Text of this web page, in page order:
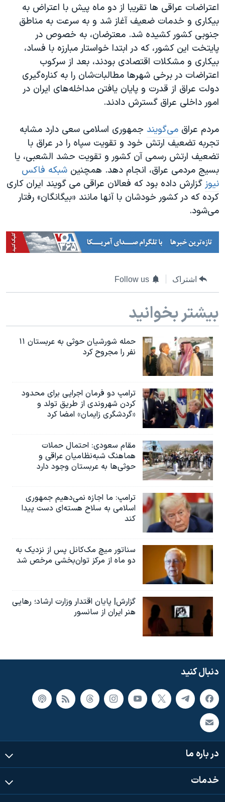
اعتراضات عراقی ها تقریبا از دو ماه پیش با اعتراض به
بیکاری و خدمات ضعیف آغاز شد و به سرعت به مناطق
جنوبی کشور کشیده شد. معترضان، به خصوص در
پایتخت این کشور، که در ابتدا خواستار مبارزه با فساد،
بیکاری و مشکلات اقتصادی بودند، بعد از سرکوب
اعتراضات در برخی شهرها مطالبات‌شان را به کناره‌گیری
دولت عراق از قدرت و پایان یافتن مداخله‌‌های ایران در
امور داخلی عراق گسترش دادند.
مردم عراق ​ می‌گویند جمهوری اسلامی سعی دارد مشابه
تجربه تضعیف ارتش خود و تقویت سپاه را در عراق با
تضعیف ارتش رسمی آن کشور و تقویت حشد الشعبی، یا
بسیج مردمی عراق، انجام دهد. همچنین شبکه فاکس
نیوز گزارش داده بود که فعالان عراقی می گویند ایران کاری
کرده که در کشور خودشان با آنها مانند «بیگانگان» رفتار
می‌شود.
اشتراک Follow us
بیشتر بخوانید
حمله شورشیان حوثی به عربستان ۱۱
نفر را مجروح کرد
ترامپ دو فرمان اجرایی برای محدود
کردن شهروندی از طریق تولد و
«گردشگری زایمان» امضا کرد
مقام سعودی: احتمال حملات
هماهنگ شبه‌نظامیان عراقی و
حوثی‌ها به عربستان وجود دارد
ترامپ: ما اجازه نمی‌دهیم جمهوری
اسلامی به سلاح هسته‌ای دست پیدا
کند
سناتور میچ مک‌کانل پس از نزدیک به
دو ماه از مرکز توان‌بخشی مرخص شد
گزارش| پایان اقتدار وزارت ارشاد؛ رهایی
هنر ایران از سانسور
دنبال کنید
در باره ما
خدمات